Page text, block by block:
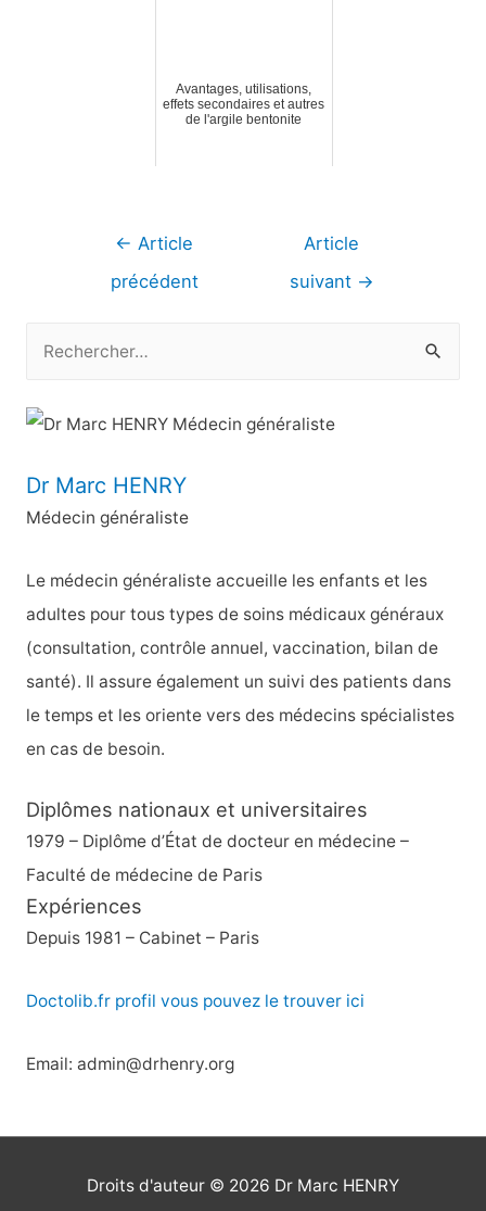
Avantages, utilisations,
effets secondaires et autres
de l'argile bentonite
Navigation
← Article
précédent
Article
suivant →
c
e
r
h
e
r
:
Dr Marc HENRY
Médecin généraliste
Le médecin généraliste accueille les enfants et les
adultes pour tous types de soins médicaux généraux
(consultation, contrôle annuel, vaccination, bilan de
santé). Il assure également un suivi des patients dans
le temps et les oriente vers des médecins spécialistes
en cas de besoin.
Diplômes nationaux et universitaires
1979 – Diplôme d’État de docteur en médecine –
Faculté de médecine de Paris
Expériences
Depuis 1981 – Cabinet – Paris
Doctolib.fr profil vous pouvez le trouver ici
Email: admin@drhenry.org
Droits d'auteur © 2026 Dr Marc HENRY